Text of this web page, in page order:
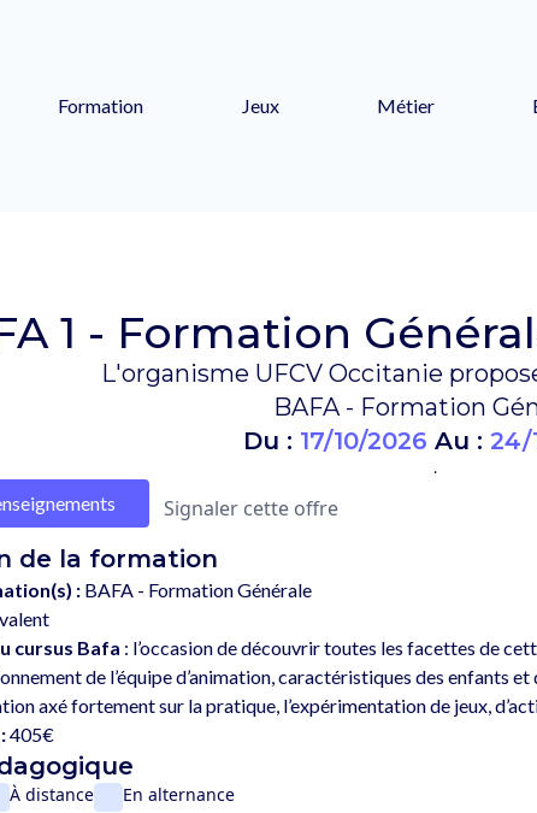
Formation Jeux Métier
1 - Formation
L'organisme UFCV Occitanie
BAFA - Formation
Du : 17/10/2026 Au : 24/
.
Signaler cette offre
de la formation
: BAFA - Formation Générale
cursus Bafa : l’occasion de découvrir toutes les facettes de
de l’équipe d’animation, caractéristiques des enfants
405€
À distance En alternance